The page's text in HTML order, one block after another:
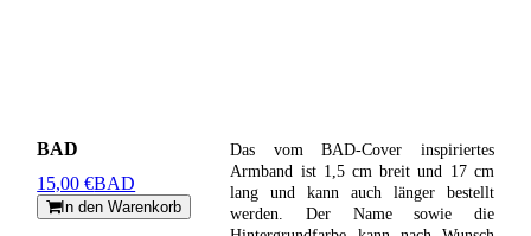
BAD
15,00 €BAD
In den Warenkorb
Das vom BAD-Cover inspiriertes
Armband ist 1,5 cm breit und 17 cm
lang und kann auch länger bestellt
werden. Der Name sowie die